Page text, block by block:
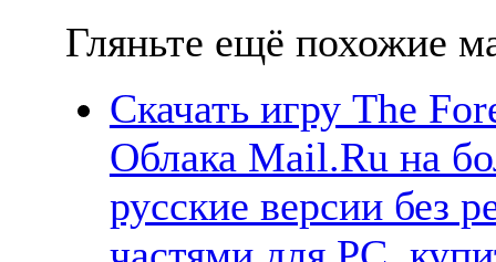
Гляньте ещё похожие
Скачать игру The
Облака Mail.Ru на
русские версии без